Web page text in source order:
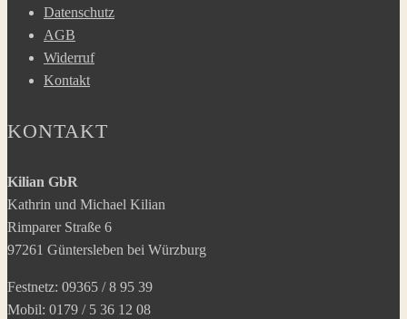
Datenschutz
AGB
Widerruf
Kontakt
KONTAKT
Kilian GbR
Kathrin und Michael Kilian
Rimparer Straße 6
97261 Güntersleben bei Würzburg
Festnetz: 09365 / 8 95 39
Mobil: 0179 / 5 36 12 08